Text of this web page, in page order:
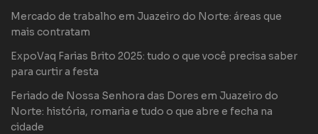
Mercado de trabalho em Juazeiro do Norte: áreas que
mais contratam
ExpoVaq Farias Brito 2025: tudo o que você precisa saber
para curtir a festa
Feriado de Nossa Senhora das Dores em Juazeiro do
Norte: história, romaria e tudo o que abre e fecha na
cidade